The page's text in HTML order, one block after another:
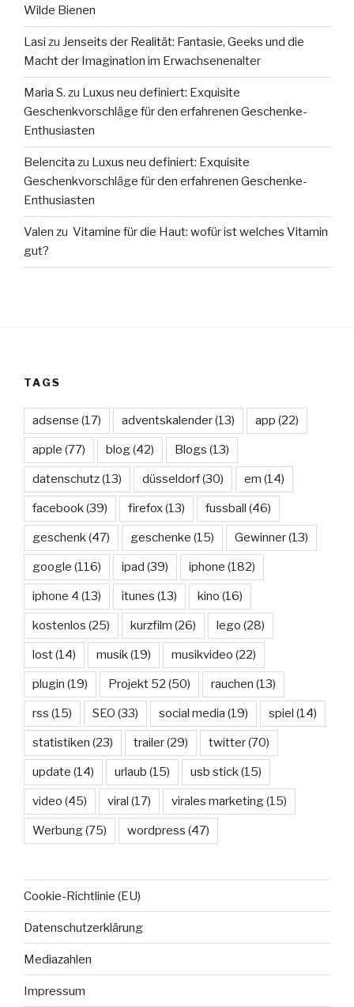
Wilde Bienen
Lasi zu Jenseits der Realität: Fantasie, Geeks und die
Macht der Imagination im Erwachsenenalter
Maria S. zu Luxus neu definiert: Exquisite
Geschenkvorschläge für den erfahrenen Geschenke-
Enthusiasten
Belencita zu Luxus neu definiert: Exquisite
Geschenkvorschläge für den erfahrenen Geschenke-
Enthusiasten
Valen zu Vitamine für die Haut: wofür ist welches Vitamin
gut?
TAGS
adsense (17) adventskalender(13) app (22)
apple (77) blog(42) Blogs (13)
datenschutz(13) düsseldorf(30) em (14)
facebook(39) firefox(13) fussball (46)
geschenk(47) geschenke (15) Gewinner(13)
google (116) ipad (39) iphone (182)
iphone 4 (13) itunes (13) kino (16)
kostenlos (25) kurzfilm (26) lego (28)
lost(14) musik(19) musikvideo (22)
plugin (19) Projekt 52 (50) rauchen (13)
rss (15) SEO (33) social media (19) spiel (14)
statistiken (23) trailer(29) twitter(70)
update (14) urlaub (15) usb stick(15)
video (45) viral (17) virales marketing(15)
Werbung(75) wordpress (47)
Cookie-Richtlinie (EU)
Datenschutzerklärung
Mediazahlen
Impressum